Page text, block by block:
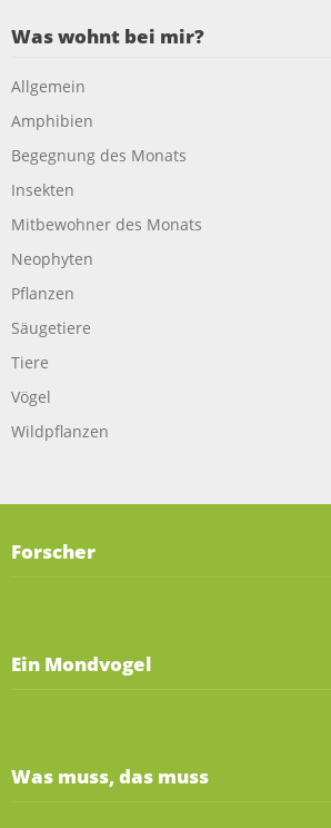
Was wohnt bei mir?
Allgemein
Amphibien
Begegnung des Monats
Insekten
Mitbewohner des Monats
Neophyten
Pflanzen
Säugetiere
Tiere
Vögel
Wildpflanzen
Forscher
Ein Mondvogel
Was muss, das muss